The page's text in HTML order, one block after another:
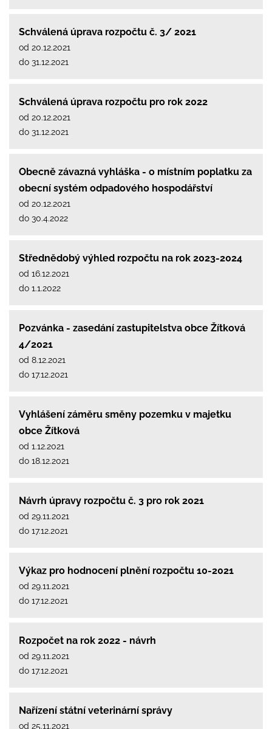
Schválená úprava rozpočtu č. 3/ 2021
od 20.12.2021
do 31.12.2021
Schválená úprava rozpočtu pro rok 2022
od 20.12.2021
do 31.12.2021
Obecně závazná vyhláška - o místním poplatku za
obecní systém odpadového hospodářství
od 20.12.2021
do 30.4.2022
Střednědobý výhled rozpočtu na rok 2023-2024
od 16.12.2021
do 1.1.2022
Pozvánka - zasedání zastupitelstva obce Žítková
4/2021
od 8.12.2021
do 17.12.2021
Vyhlášení záměru směny pozemku v majetku
obce Žítková
od 1.12.2021
do 18.12.2021
Návrh úpravy rozpočtu č. 3 pro rok 2021
od 29.11.2021
do 17.12.2021
Výkaz pro hodnocení plnění rozpočtu 10-2021
od 29.11.2021
do 17.12.2021
Rozpočet na rok 2022 - návrh
od 29.11.2021
do 17.12.2021
Nařízení státní veterinární správy
od 25.11.2021